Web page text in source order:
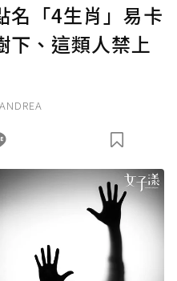
名「4生肖」易卡
下、這類人禁上